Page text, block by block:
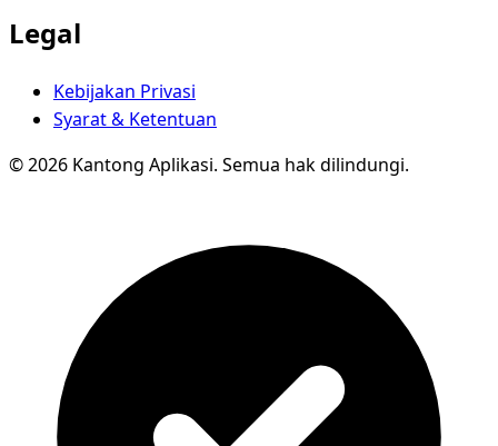
Legal
Kebijakan Privasi
Syarat & Ketentuan
© 2026 Kantong Aplikasi. Semua hak dilindungi.